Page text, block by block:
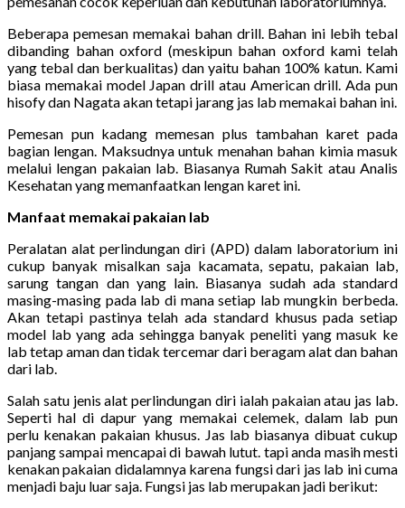
Beberapa pemesan memakai bahan drill. Bahan ini lebih tebal
dibanding bahan oxford (meskipun bahan oxford kami telah
yang tebal dan berkualitas) dan yaitu bahan 100% katun. Kami
biasa memakai model Japan drill atau American drill. Ada pun
hisofy dan Nagata akan tetapi jarang jas lab memakai bahan ini.
Pemesan pun kadang memesan plus tambahan karet pada
bagian lengan. Maksudnya untuk menahan bahan kimia masuk
melalui lengan pakaian lab. Biasanya Rumah Sakit atau Analis
Kesehatan yang memanfaatkan lengan karet ini.
Manfaat memakai pakaian lab
Peralatan alat perlindungan diri (APD) dalam laboratorium ini
cukup banyak misalkan saja kacamata, sepatu, pakaian lab,
sarung tangan dan yang lain. Biasanya sudah ada standard
masing-masing pada lab di mana setiap lab mungkin berbeda.
Akan tetapi pastinya telah ada standard khusus pada setiap
model lab yang ada sehingga banyak peneliti yang masuk ke
lab tetap aman dan tidak tercemar dari beragam alat dan bahan
dari lab.
Salah satu jenis alat perlindungan diri ialah pakaian atau jas lab.
Seperti hal di dapur yang memakai celemek, dalam lab pun
perlu kenakan pakaian khusus. Jas lab biasanya dibuat cukup
panjang sampai mencapai di bawah lutut. tapi anda masih mesti
kenakan pakaian didalamnya karena fungsi dari jas lab ini cuma
menjadi baju luar saja. Fungsi jas lab merupakan jadi berikut: